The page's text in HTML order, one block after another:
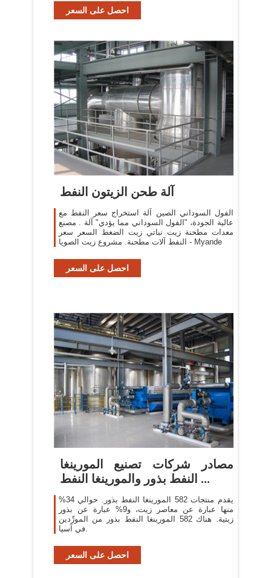
احصل على السعر
آلة طحن الزيتون النفط
الفول السوداني الصين آلة استخراج سعر النفط مع
عالية الجودة، "الفول السوداني مما يؤدي" آلة . مصنع
معدات مطحنة زيت نباتي زيت الضغط السعر سعر
النفط آلات مطحنة. مشروع زيت الصويا - Myande
احصل على السعر
مصادر شركات تصنيع المورينغا
النفط بذور والمورينغا النفط ...
يقدم منتجات 582 المورينغا النفط بذور. حوالي 34%
منها عبارة عن معاصر زيت، و9% عبارة عن بذور
زيتية. هناك 582 المورينغا النفط بذور من المورِّدين
في آسيا.
احصل على السعر